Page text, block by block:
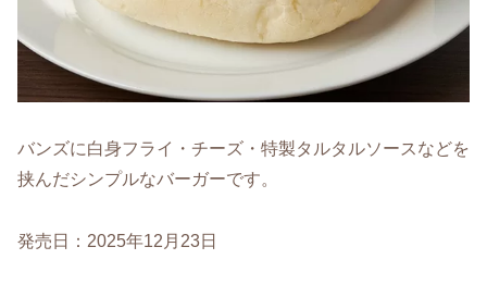
バンズに白身フライ・チーズ・特製タルタルソースなどを
挟んだシンプルなバーガーです。
発売日：2025年12月23日